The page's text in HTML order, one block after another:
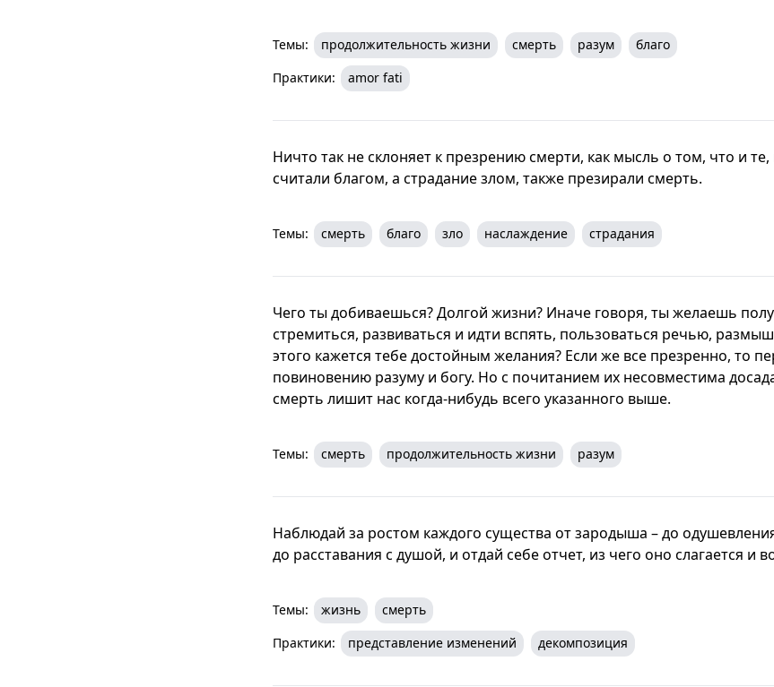
Темы: продолжительность жизни смерть разум
благо
Практики:
amor fati
Ничто так не склоняет к презрению смерти, как мысль о том, что и
считали благом, а страдание злом, также презирали смерть.
Темы: смерть благо зло наслаждение страдания
Чего ты добиваешься? Долгой жизни? Иначе говоря, ты желаешь
стремиться, развиваться и идти вспять, пользоваться речью,
этого кажется тебе достойным желания? Если же все презренно, то
повиновению разуму и богу. Но с почитанием их несовместима
смерть лишит нас когда-нибудь всего указанного выше.
Темы: смерть продолжительность жизни разум
Наблюдай за ростом каждого существа от зародыша – до
до расставания с душой, и отдай себе отчет, из чего оно слагается и
Темы: жизнь
смерть
Практики:
представление изменений декомпозиция